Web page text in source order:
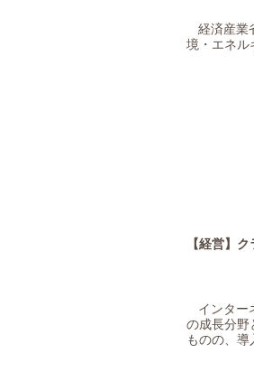
経済産業
境・エネル
【経営】 ク
インター
の成⻑分野
ものの、導